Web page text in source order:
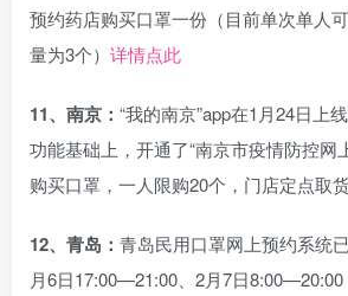
预约药店购买口罩一份（目前单次单人
量为3个） 详情点此
11、南京： “我的南京”app在1月24日上
功能基础上，开通了“南京市疫情防控网
购买口罩，一人限购20个，门店定点取货
12、青岛： 青岛民用口罩网上预约系统
月6日17:00—21:00、2月7日8:00—20:00